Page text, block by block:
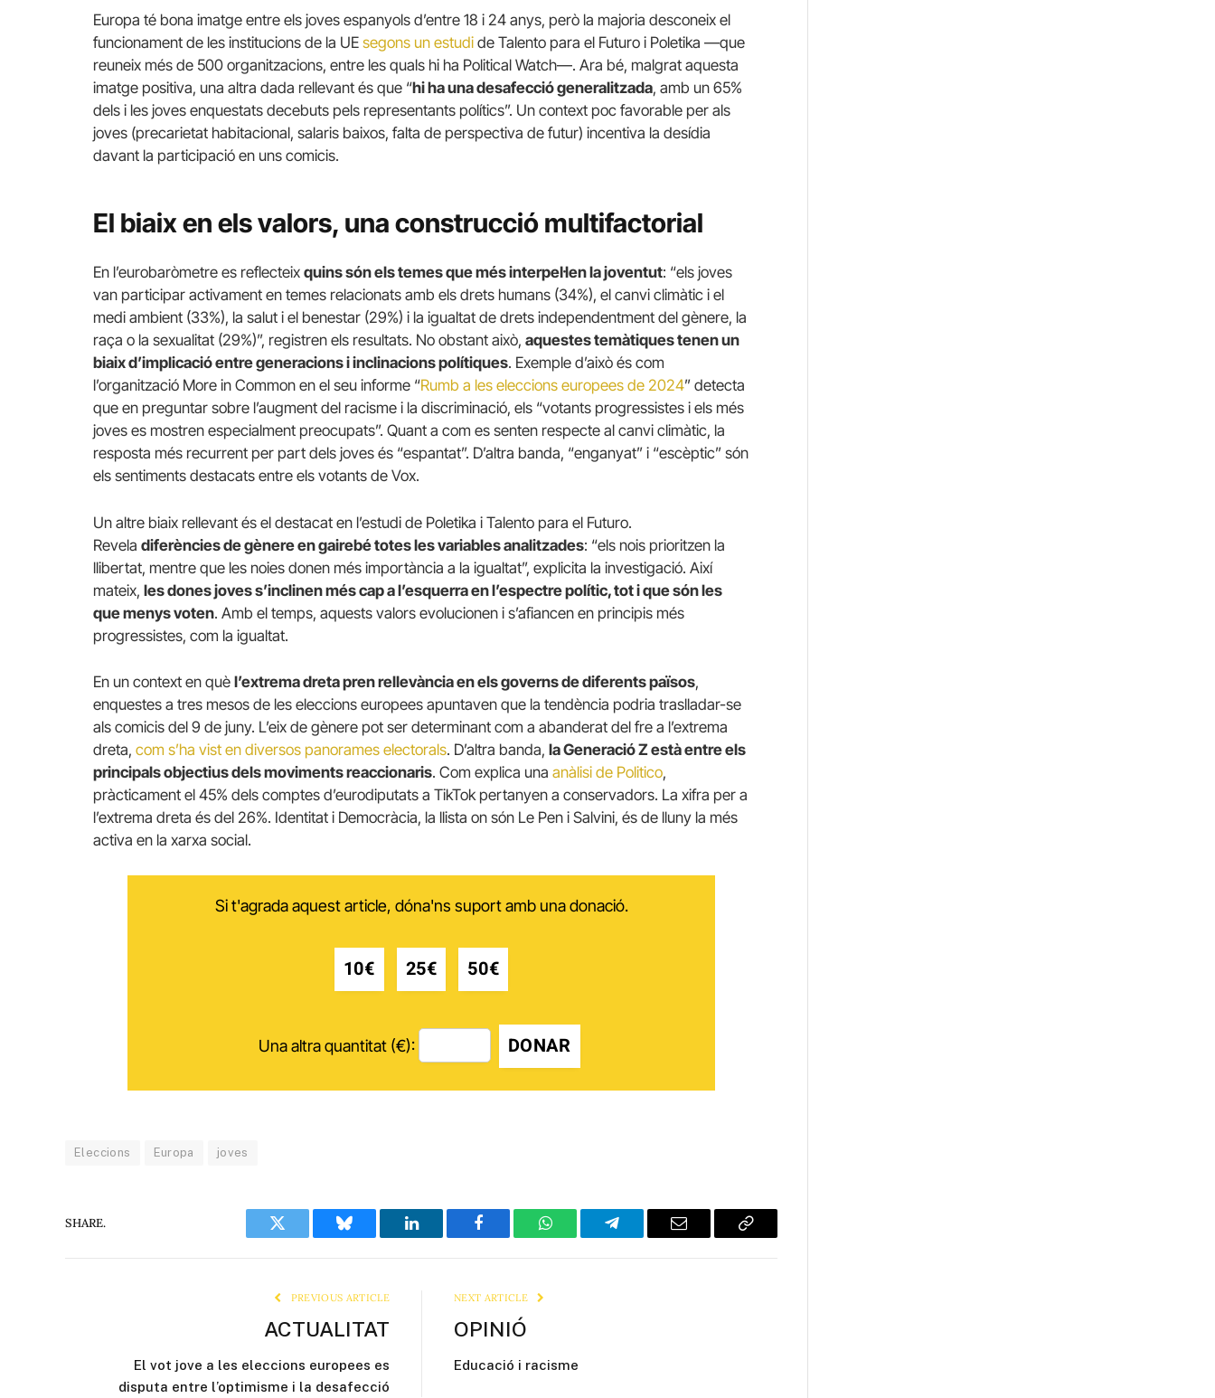
Europa té bona imatge entre els joves espanyols d’entre 18 i 24 anys, però la majoria desconeix el
funcionament de les institucions de la UE segons un estudi de Talento para el Futuro i Poletika —que
reuneix més de 500 organitzacions, entre les quals hi ha Political Watch—. Ara bé, malgrat aquesta
imatge positiva, una altra dada rellevant és que “hi ha una desafecció generalitzada, amb un 65%
dels i les joves enquestats decebuts pels representants polítics”. Un context poc favorable per als
joves (precarietat habitacional, salaris baixos, falta de perspectiva de futur) incentiva la desídia
davant la participació en uns comicis.
El biaix en els valors, una construcció multifactorial
En l’eurobaròmetre es reflecteix quins són els temes que més interpel·len la joventut: “els joves
van participar activament en temes relacionats amb els drets humans (34%), el canvi climàtic i el
medi ambient (33%), la salut i el benestar (29%) i la igualtat de drets independentment del gènere, la
raça o la sexualitat (29%)”, registren els resultats. No obstant això, aquestes temàtiques tenen un
biaix d’implicació entre generacions i inclinacions polítiques. Exemple d’això és com
l’organització More in Common en el seu informe “Rumb a les eleccions europees de 2024” detecta
que en preguntar sobre l’augment del racisme i la discriminació, els “votants progressistes i els més
joves es mostren especialment preocupats”. Quant a com es senten respecte al canvi climàtic, la
resposta més recurrent per part dels joves és “espantat”. D’altra banda, “enganyat” i “escèptic” són
els sentiments destacats entre els votants de Vox.
Un altre biaix rellevant és el destacat en l’estudi de Poletika i Talento para el Futuro.
Revela diferències de gènere en gairebé totes les variables analitzades: “els nois prioritzen la
llibertat, mentre que les noies donen més importància a la igualtat”, explicita la investigació. Així
mateix, les dones joves s’inclinen més cap a l’esquerra en l’espectre polític, tot i que són les
que menys voten. Amb el temps, aquests valors evolucionen i s’afiancen en principis més
progressistes, com la igualtat.
En un context en què l’extrema dreta pren rellevància en els governs de diferents països,
enquestes a tres mesos de les eleccions europees apuntaven que la tendència podria traslladar-se
als comicis del 9 de juny. L’eix de gènere pot ser determinant com a abanderat del fre a l’extrema
dreta, com s’ha vist en diversos panorames electorals. D’altra banda, la Generació Z està entre els
principals objectius dels moviments reaccionaris. Com explica una anàlisi de Politico,
pràcticament el 45% dels comptes d’eurodiputats a TikTok pertanyen a conservadors. La xifra per a
l’extrema dreta és del 26%. Identitat i Democràcia, la llista on són Le Pen i Salvini, és de lluny la més
activa en la xarxa social.
Si t'agrada aquest article, dóna'ns suport amb una donació.
10€ 25€ 50€
Una altra quantitat (€): DONAR
Eleccions Europa joves
SHARE.
Twitter Bluesky LinkedIn Facebook WhatsAppTelegram Email
Copy
PREVIOUS ARTICLE
ACTUALITAT
El vot jove a les eleccions europees es
disputa entre l’optimisme i la desafecció
NEXT ARTICLE
OPINIÓ
Educació i racisme